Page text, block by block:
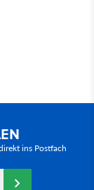
ins Postfach